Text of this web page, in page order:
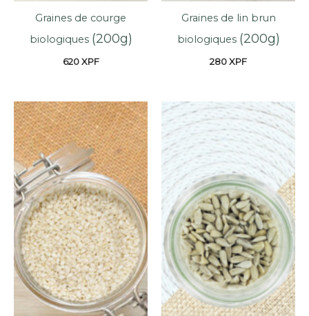
Graines de courge
biologiques (200g)
620XPF
Graines de lin brun
biologiques (200g)
280XPF